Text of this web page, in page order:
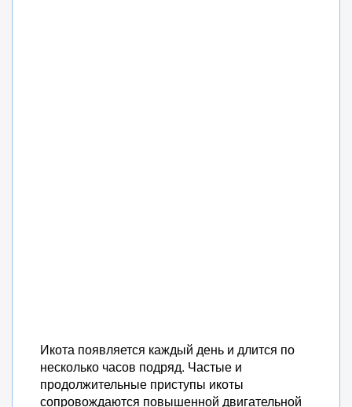
Икота появляется каждый день и длится по
несколько часов подряд. Частые и
продолжительные приступы икоты
сопровождаются повышенной двигательной